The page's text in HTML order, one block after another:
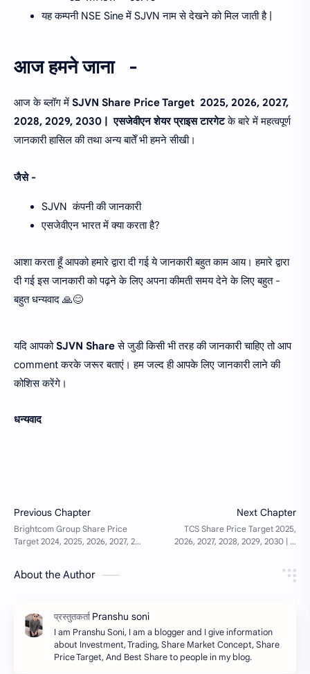
यह कम्पनी NSE Sine में SJVN नाम से देखने को मिल जाती है |
आज हमने जाना -
आज के ब्लॉग में SJVN Share Price Target 2025, 2026, 2027,
2028, 2029, 2030 | एसजेवीएन शेयर प्राइस टारगेटके बारे में महत्वपूर्ण
जानकारी हासिल की तथा अन्य बातेँ भी हमने सीखी।
जैसे -
SJVN कंपनी की जानकारी
एसजेवीएन भारत में क्या करता है?
आशा करता हूँ आपको हमारे द्वारा दी गई ये जानकारी बहुत काम आय। हमारे द्वारा
दी गई इस जानकारी को पढ़ने के लिए अपना कीमती समय देने के लिए बहुत -
बहुत धन्यवाद 🙏😊
यदि आपकोSJVN Share से जुडी किसी भी तरह की जानकारी चाहिए तो आप
comment करके जरूर बताएं। हम जल्द ही आपके लिए जानकारी लाने की
कोशिस करेंगे।
धन्यवाद
About the Author
I am Pranshu Soni, I am a blogger and I give information
about Investment, Trading, Share Market Concept, Share
Price Target, And Best Share to people in my blog.